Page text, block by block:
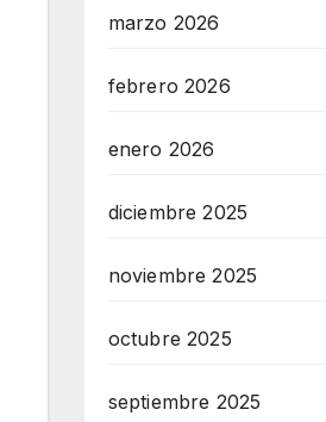
marzo 2026
febrero 2026
enero 2026
diciembre 2025
noviembre 2025
octubre 2025
septiembre 2025